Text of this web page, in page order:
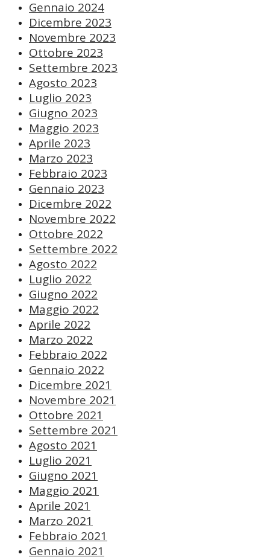
Gennaio 2024
Dicembre 2023
Novembre 2023
Ottobre 2023
Settembre 2023
Agosto 2023
Luglio 2023
Giugno 2023
Maggio 2023
Aprile 2023
Marzo 2023
Febbraio 2023
Gennaio 2023
Dicembre 2022
Novembre 2022
Ottobre 2022
Settembre 2022
Agosto 2022
Luglio 2022
Giugno 2022
Maggio 2022
Aprile 2022
Marzo 2022
Febbraio 2022
Gennaio 2022
Dicembre 2021
Novembre 2021
Ottobre 2021
Settembre 2021
Agosto 2021
Luglio 2021
Giugno 2021
Maggio 2021
Aprile 2021
Marzo 2021
Febbraio 2021
Gennaio 2021